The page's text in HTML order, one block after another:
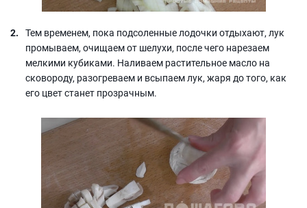
Тем временем, пока подсоленные лодочки отдыхают, лук
промываем, очищаем от шелухи, после чего нарезаем
мелкими кубиками. Наливаем растительное масло на
сковороду, разогреваем и всыпаем лук, жаря до того, как
его цвет станет прозрачным.